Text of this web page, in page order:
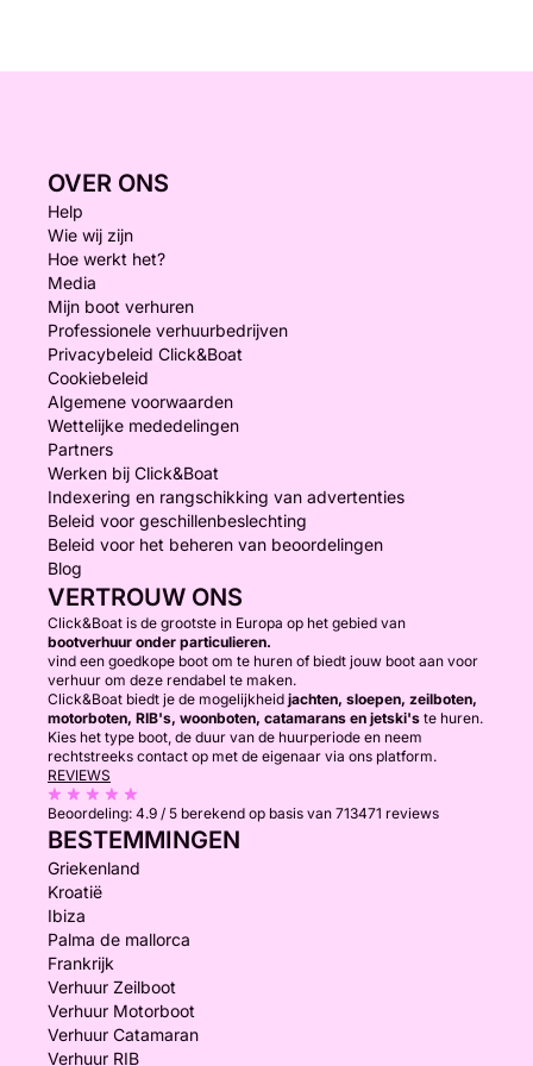
OVER ONS
Help
Wie wij zijn
Hoe werkt het?
Media
Mijn boot verhuren
Professionele verhuurbedrijven
Privacybeleid Click&Boat
Cookiebeleid
Algemene voorwaarden
Wettelijke mededelingen
Partners
Werken bij Click&Boat
Indexering en rangschikking van advertenties
Beleid voor geschillenbeslechting
Beleid voor het beheren van beoordelingen
Blog
VERTROUW ONS
Click&Boat is de grootste in Europa op het gebied van
bootverhuur onder particulieren.
vind een goedkope boot om te huren of biedt jouw boot aan voor
verhuur om deze rendabel te maken.
Click&Boat biedt je de mogelijkheid jachten, sloepen, zeilboten,
motorboten, RIB's, woonboten, catamarans en jetski's te huren.
Kies het type boot, de duur van de huurperiode en neem
rechtstreeks contact op met de eigenaar via ons platform.
REVIEWS
Beoordeling: 4.9 / 5 berekend op basis van 713471 reviews
BESTEMMINGEN
Griekenland
Kroatië
Ibiza
Palma de mallorca
Frankrijk
Verhuur Zeilboot
Verhuur Motorboot
Verhuur Catamaran
Verhuur RIB